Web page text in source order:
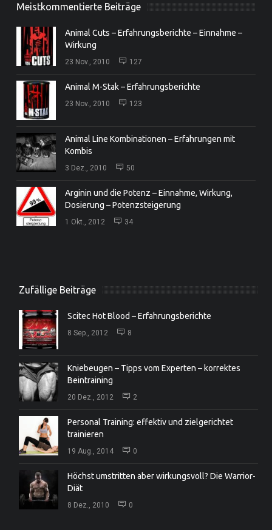
Meistkommentierte Beiträge
Animal Cuts – Erfahrungsberichte – Einnahme –
Wirkung
23 Nov., 2010 127
Animal M-Stak – Erfahrungsberichte
23 Nov., 2010 123
Animal Line Kombinationen – Erfahrungen mit
Kombis
3 Dez., 2010 50
Arginin und die Potenz – Einnahme, Wirkung,
Dosierung – Potenzsteigerung
1 Okt., 2012 34
Zufällige Beiträge
Scitec Hot Blood – Erfahrungsberichte
8 Sep., 2012 8
Kniebeugen – Tipps vom Experten – korrektes
Beintraining
20 Dez., 2012 2
Personal Training: effektiv und zielgerichtet
trainieren
19 Aug., 2014 0
Höchst umstritten aber wirkungsvoll? Die Warrior-
Diät
8 Dez., 2010 0